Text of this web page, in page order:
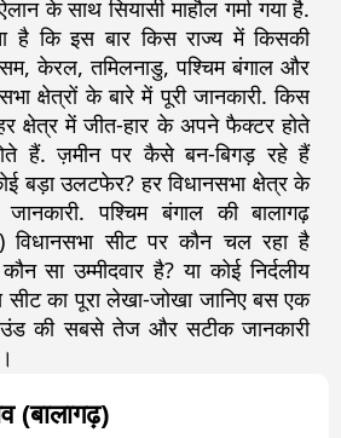
के साथ सियासी माहौल गर्मा गया है.
है कि इस बार किस राज्य में किसकी
केरल, तमिलनाडु, पश्चिम बंगाल और
क्षेत्रों के बारे में पूरी जानकारी. किस
क्षेत्र में जीत-हार के अपने फैक्टर होते
हैं. ज़मीन पर कैसे बन-बिगड़ रहे हैं
बड़ा उलटफेर? हर विधानसभा क्षेत्र के
पश्चिम बंगाल की बालागढ़
विधानसभा सीट पर कौन चल रहा है
सा उम्मीदवार है? या कोई निर्दलीय
सीट का पूरा लेखा-जोखा जानिए बस एक
की सबसे तेज और सटीक जानकारी
(बालागढ़)